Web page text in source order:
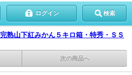
ログイン 検索
完熟山下紅みかん５キロ箱・特秀・ＳＳ
次の商品へ